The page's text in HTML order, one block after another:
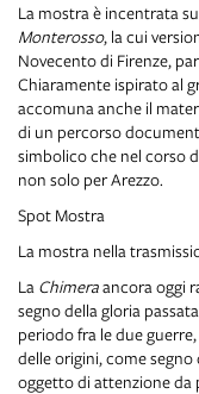
La mostra è incentrata
Monterosso, la cui
Novecento di Firenze,
Chiaramente ispirato al
accomuna anche il
di un percorso
simbolico che nel corso
non solo per Arezzo.
Spot Mostra
La mostra nella
La Chimeraancora oggi
segno della gloria
periodo fra le due
delle origini, come
oggetto di attenzione da